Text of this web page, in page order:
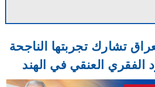
تشارك تجربتها الناجحة
الفقري العنقي في الهند